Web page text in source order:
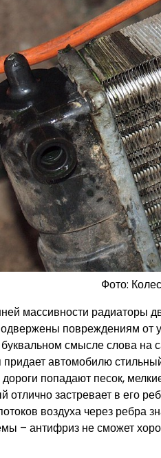
Фото:
массивности радиаторы
повреждениям от
смысле слова на
автомобилю
попадают песок,
отлично застревает в его
воздуха через ребра
– антифриз не сможет